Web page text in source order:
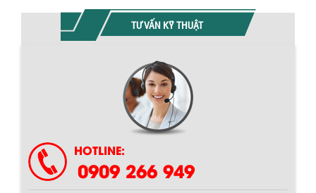
TƯ VẤN KỸ THUẬT
HOTLINE:
0909 266 949